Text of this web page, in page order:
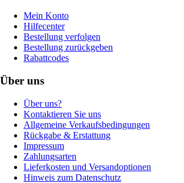
Mein Konto
Hilfecenter
Bestellung verfolgen
Bestellung zurückgeben
Rabattcodes
Über uns
Über uns?
Kontaktieren Sie uns
Allgemeine Verkaufsbedingungen
Rückgabe & Erstattung
Impressum
Zahlungsarten
Lieferkosten und Versandoptionen
Hinweis zum Datenschutz